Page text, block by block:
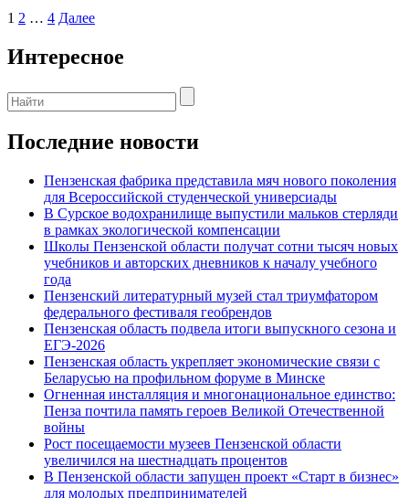
1 2 … 4 Далее
Интересное
Последние новости
Пензенская фабрика представила мяч нового поколения
для Всероссийской студенческой универсиады
В Сурское водохранилище выпустили мальков стерляди
в рамках экологической компенсации
Школы Пензенской области получат сотни тысяч новых
учебников и авторских дневников к началу учебного
года
Пензенский литературный музей стал триумфатором
федерального фестиваля геобрендов
Пензенская область подвела итоги выпускного сезона и
ЕГЭ-2026
Пензенская область укрепляет экономические связи с
Беларусью на профильном форуме в Минске
Огненная инсталляция и многонациональное единство:
Пенза почтила память героев Великой Отечественной
войны
Рост посещаемости музеев Пензенской области
увеличился на шестнадцать процентов
В Пензенской области запущен проект «Старт в бизнес»
для молодых предпринимателей